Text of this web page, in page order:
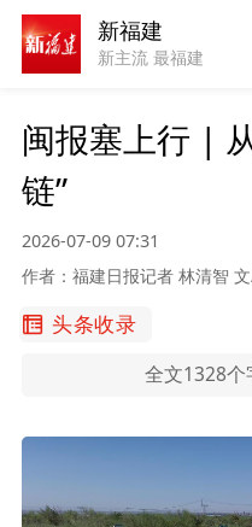
新福建
新主流 最福建
闽报塞上行 |
链”
2026-07-09 07:31
作者：福建日报记者 林清智
头条收录
全文1328个